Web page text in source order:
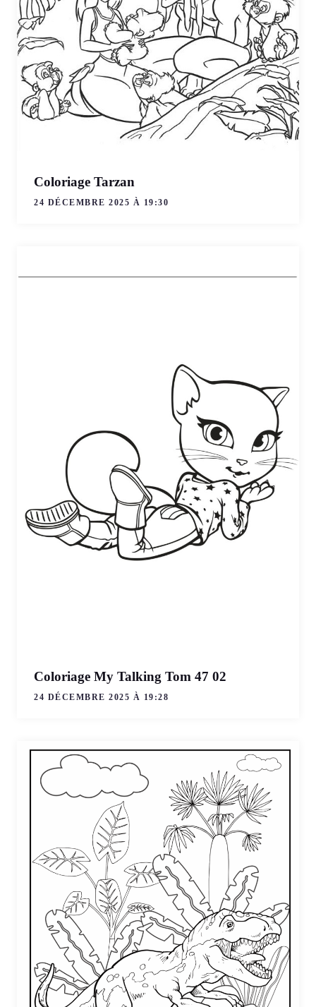
Coloriage Tarzan
24 DÉCEMBRE 2025 À 19:30
Coloriage My Talking Tom 47 02
24 DÉCEMBRE 2025 À 19:28